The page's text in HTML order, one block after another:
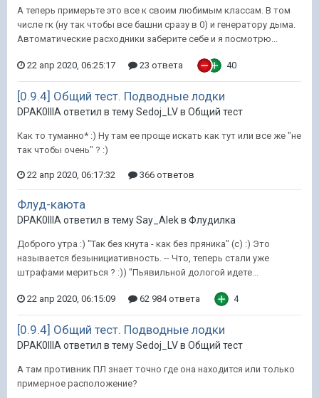
А теперь примерьте это все к своим любимым классам. В том
числе гк (ну так чтобы все башни сразу в 0) и генератору дыма.
Автоматические расходники заберите себе и я посмотрю...
22 апр 2020, 06:25:17 23 ответа 40
[0.9.4] Общий тест. Подводные лодки
DPAK0IIIA ответил в тему Sedoj_LV в Общий тест
Как то туманно* :) Ну там ее проще искать как тут или все же "не
так чтобы очень" ? :)
22 апр 2020, 06:17:32 366 ответов
Флуд-каюта
DPAK0IIIA ответил в тему Say_Alek в Флудилка
Доброго утра :) "Так без кнута - как без пряника" (с) :) Это
называется безынициативность. -- Что, теперь стали уже
штрафами мериться ? :)) "Пьявильной дологой идете...
22 апр 2020, 06:15:09 62 984 ответа 4
[0.9.4] Общий тест. Подводные лодки
DPAK0IIIA ответил в тему Sedoj_LV в Общий тест
А там противник ПЛ знает точно где она находится или только
примерное расположение?